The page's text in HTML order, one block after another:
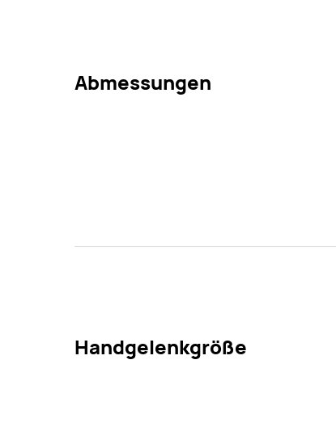
Abmessungen
Handgelenkgröße